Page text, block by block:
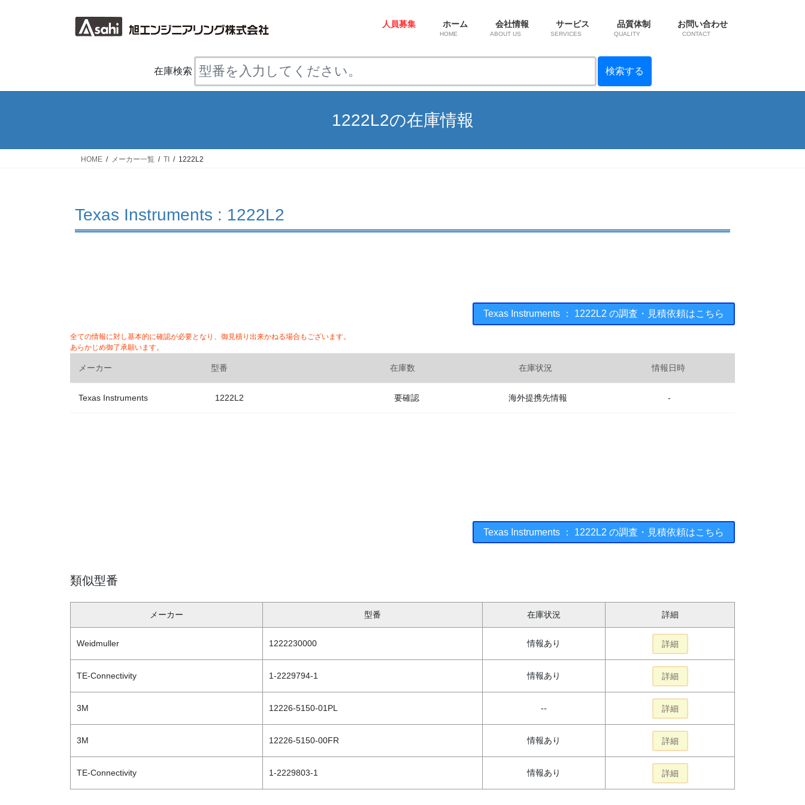
ス
ン
人員募集 ホーム
HOME
会社情報
ABOUT US
サービス
SERVICES
品質体制
QUALITY
お問い合わせ
CONTACT
在庫検索
1222L2の在庫情報
HOME メーカー一覧 TI 1222L2
Texas Instruments : 1222L2
Texas Instruments ： 1222L2 の調査・見積依頼はこちら
全ての情報に対し基本的に確認が必要となり、御見積り出来かねる場合もございます。
あらかじめ御了承願います。
メーカー 型番 在庫数 在庫状況 情報日時
Texas Instruments 1222L2 要確認 海外提携先情報 -
Texas Instruments ： 1222L2 の調査・見積依頼はこちら
類似型番
メーカー 型番 在庫状況 詳細
Weidmuller 1222230000 情報あり 詳細
TE-Connectivity 1-2229794-1 情報あり 詳細
3M 12226-5150-01PL -- 詳細
3M 12226-5150-00FR 情報あり 詳細
TE-Connectivity 1-2229803-1 情報あり 詳細